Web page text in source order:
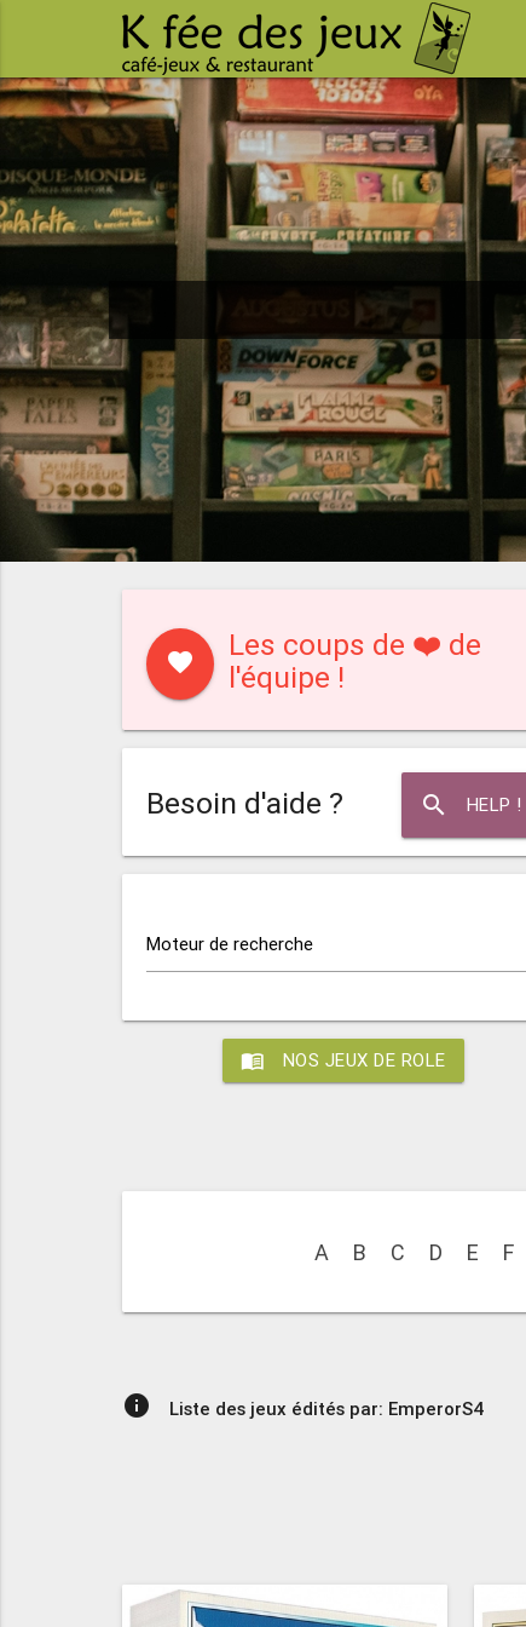
favorite
Les coups de ❤️ de
l'équipe !
search HELP !
Besoin d'aide ?
Moteur de recherche
menu_book NOS JEUX DE ROLE
A B C D E F
info Liste des jeux édités par: EmperorS4